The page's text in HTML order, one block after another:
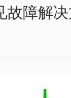
故障解